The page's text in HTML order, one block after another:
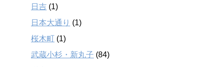
日吉 (1)
日本大通り (1)
桜木町 (1)
武蔵小杉・新丸子 (84)